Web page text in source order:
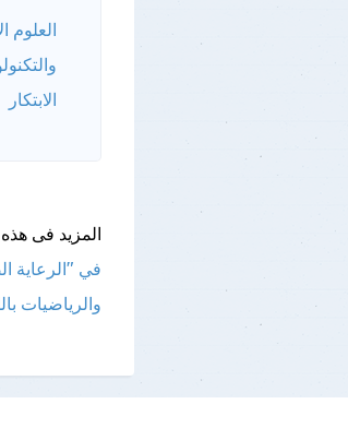
العلوم
الابتكار
المزيد فى هذه
في "الرعاية
والرياضيات